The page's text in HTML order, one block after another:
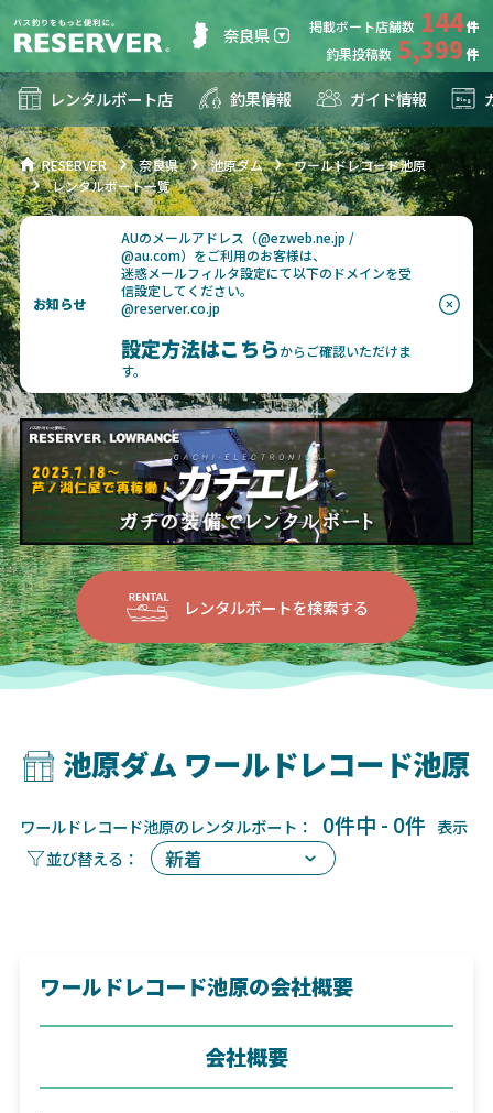
奈良県 掲載ボート店舗数 144
釣果投稿数 5,399
レンタルボート店 釣果情報 ガイド情報
RESERVER 奈良県 池原ダム
ワールドレコード池原
レンタルボート一覧
お知らせ
AUのメールアドレス（@ezweb.ne.jp /
@au.com）をご利用のお客様は、
迷惑メールフィルタ設定にて以下のドメインを受
信設定してください。
@reserver.co.jp
設定方法はこちらからご確認いただけま
す。
レンタルボートを検索する
池原ダム ワールドレコード池原
ワールドレコード池原のレンタルボート： 0件中 - 0件 表示
ワールドレコード池原の会社概要
会社概要